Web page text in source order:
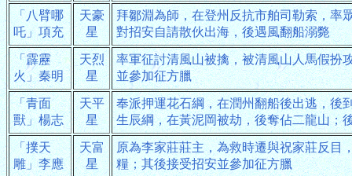
「八臂哪
吒」項充
天豪
星
拜鄒淵為師，在登州反抗市舶司勒索，率
對招安自請散伙出海，後遇風翻船溺斃
「霹靂
火」秦明
天烈
星
率軍征討清風山被擒，被清風山人馬假扮
並參加征方臘
「青面
獸」楊志
天平
星
奉派押運花石綱，在潤州翻船後出逃，後
生辰綱，在黃泥岡被劫，後奪佔二龍山；
「撲天
雕」李應
天富
星
原為李家莊莊主，為救時遷與祝家莊反目
糧；其後接受招安並參加征方臘